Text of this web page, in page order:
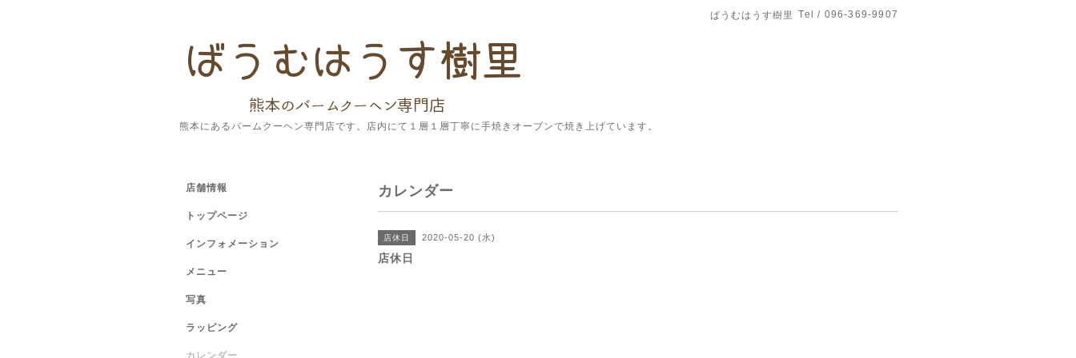
ばうむはうす樹里 Tel / 096-369-9907
熊本にあるバームクーヘン専門店です。店内にて１層１層丁寧に手焼きオーブンで焼き上げています。
カレンダー
店休日 2020-05-20 (水)
店休日
店舗情報
トップページ
インフォメーション
メニュー
写真
ラッピング
カレンダー